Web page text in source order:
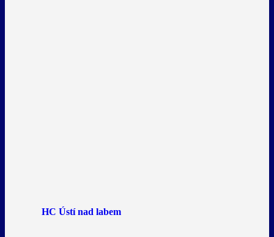
HC Ústí nad labem